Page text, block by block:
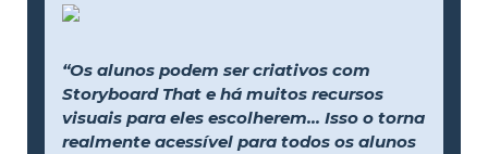
“Os alunos podem ser criativos com
Storyboard That e há muitos recursos
visuais para eles escolherem... Isso o torna
realmente acessível para todos os alunos